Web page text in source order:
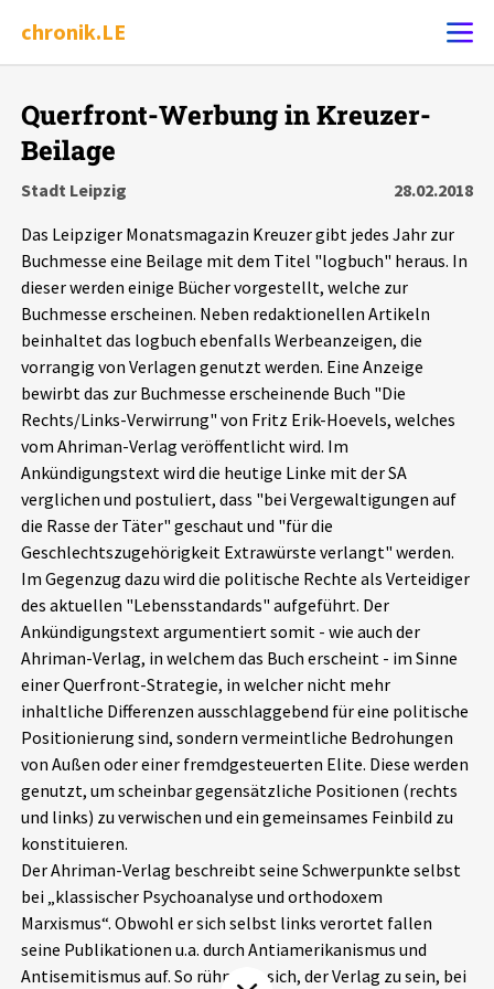
chronik.LE
Ereignis melden
Chronik
Dossiers
Leipziger Zustände
Schlaglichter
Phänomene
Aktuelles
Alle Beiträge
Veranstaltungen
Pressemitteilungen
Podcasts
Über uns
Projektbeschreibung
Kontakt
Unterstützer_innen
Spenden
chronik.LE in der Presse
Querfront-Werbung in Kreuzer-
Beilage
Stadt Leipzig
28.02.2018
Das Leipziger Monatsmagazin Kreuzer gibt jedes Jahr zur
Buchmesse eine Beilage mit dem Titel "logbuch" heraus. In
dieser werden einige Bücher vorgestellt, welche zur
Buchmesse erscheinen. Neben redaktionellen Artikeln
beinhaltet das logbuch ebenfalls Werbeanzeigen, die
vorrangig von Verlagen genutzt werden. Eine Anzeige
bewirbt das zur Buchmesse erscheinende Buch "Die
Rechts/Links-Verwirrung" von Fritz Erik-Hoevels, welches
vom Ahriman-Verlag veröffentlicht wird. Im
Ankündigungstext wird die heutige Linke mit der SA
verglichen und postuliert, dass "bei Vergewaltigungen auf
die Rasse der Täter" geschaut und "für die
Geschlechtszugehörigkeit Extrawürste verlangt" werden.
Im Gegenzug dazu wird die politische Rechte als Verteidiger
des aktuellen "Lebensstandards" aufgeführt. Der
Ankündigungstext argumentiert somit - wie auch der
Ahriman-Verlag, in welchem das Buch erscheint - im Sinne
einer Querfront-Strategie, in welcher nicht mehr
inhaltliche Differenzen ausschlaggebend für eine politische
Positionierung sind, sondern vermeintliche Bedrohungen
von Außen oder einer fremdgesteuerten Elite. Diese werden
genutzt, um scheinbar gegensätzliche Positionen (rechts
und links) zu verwischen und ein gemeinsames Feinbild zu
konstituieren.
Der Ahriman-Verlag beschreibt seine Schwerpunkte selbst
bei „klassischer Psychoanalyse und orthodoxem
Marxismus“. Obwohl er sich selbst links verortet fallen
seine Publikationen u.a. durch Antiamerikanismus und
Antisemitismus auf. So rühmt er sich, der Verlag zu sein, bei
Alle Ereignisse
7502Ereignisse
Ereignisse
Exportieren ? Filter Erklärungen